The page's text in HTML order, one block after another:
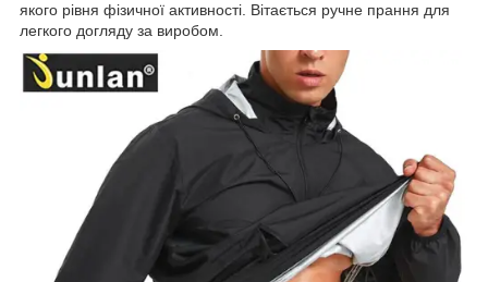
якого рівня фізичної активності. Вітається ручне прання для
легкого догляду за виробом.